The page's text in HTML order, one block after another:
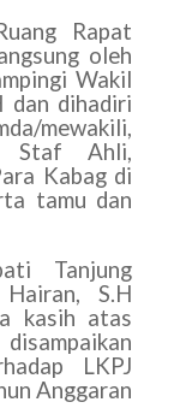
Rapat
oleh
Wakil
dan dihadiri
mewakili,
Staf Ahli,
Kabag di
tamu dan
Tanjung
S.H
kasih atas
LKPJ
Anggaran